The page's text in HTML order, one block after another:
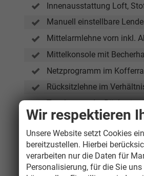
Innenausstattung Loft,
Manuell einstellbare
Mittelarmlehne vorn inkl.
Mittelkonsole mit
Netzprogramm im
Rücksitzlehne im
Taschen an der Rückseite
Verchromte Interieur-
Verzurrösen im Kofferraum
Infotainment &
Wir respektieren
Unsere Website setzt Cookies
bereitzustellen. Hierbei
verarbeiten nur die Daten für
Personalisierung, für die Sie